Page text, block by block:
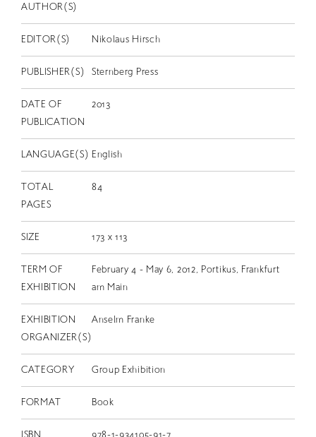
AUTHOR(S)
EDITOR(S) Nikolaus Hirsch
PUBLISHER(S) Sternberg Press
DATE OF
PUBLICATION
2013
LANGUAGE(S) English
TOTAL
PAGES
84
SIZE 173 x 113
TERM OF
EXHIBITION
February 4 - May 6, 2012, Portikus, Frankfurt
am Main
EXHIBITION
ORGANIZER(S)
Anselm Franke
CATEGORY Group Exhibition
FORMAT Book